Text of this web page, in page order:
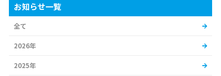
お知らせ一覧
全て
2026年
2025年